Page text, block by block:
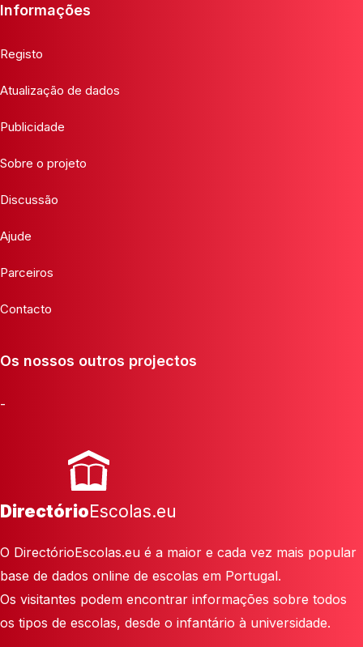
Informações
Registo
Atualização de dados
Publicidade
Sobre o projeto
Discussão
Ajude
Parceiros
Contacto
Os nossos outros projectos
-
DirectórioEscolas.eu
O DirectórioEscolas.eu é a maior e cada vez mais popular
base de dados online de escolas em Portugal.
Os visitantes podem encontrar informações sobre todos
os tipos de escolas, desde o infantário à universidade.